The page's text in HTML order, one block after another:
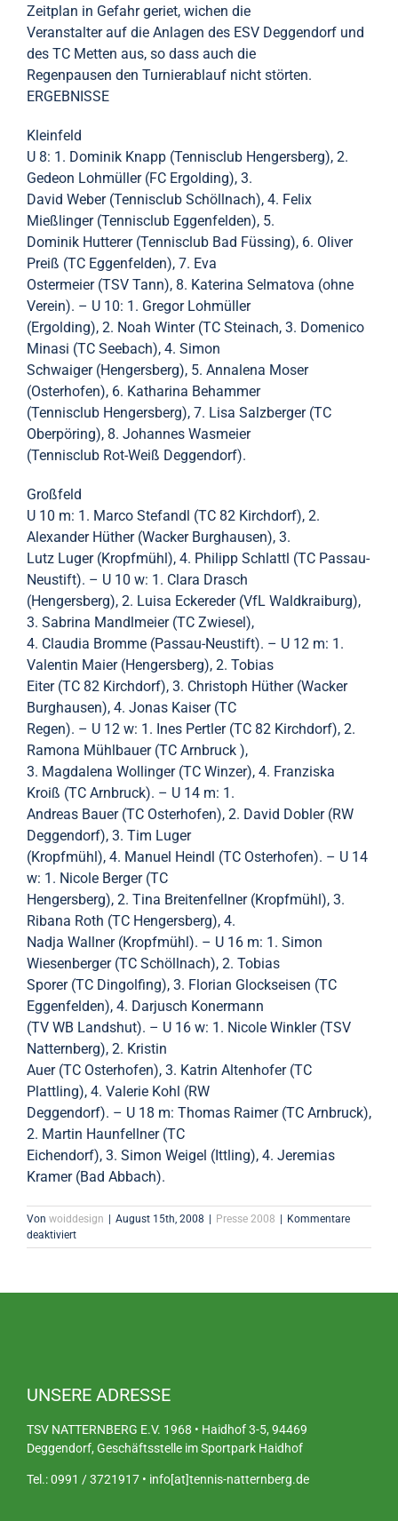
Zeitplan in Gefahr geriet, wichen die
Veranstalter auf die Anlagen des ESV Deggendorf und
des TC Metten aus, so dass auch die
Regenpausen den Turnierablauf nicht störten.
ERGEBNISSE
Kleinfeld
U 8: 1. Dominik Knapp (Tennisclub Hengersberg), 2.
Gedeon Lohmüller (FC Ergolding), 3.
David Weber (Tennisclub Schöllnach), 4. Felix
Mießlinger (Tennisclub Eggenfelden), 5.
Dominik Hutterer (Tennisclub Bad Füssing), 6. Oliver
Preiß (TC Eggenfelden), 7. Eva
Ostermeier (TSV Tann), 8. Katerina Selmatova (ohne
Verein). – U 10: 1. Gregor Lohmüller
(Ergolding), 2. Noah Winter (TC Steinach, 3. Domenico
Minasi (TC Seebach), 4. Simon
Schwaiger (Hengersberg), 5. Annalena Moser
(Osterhofen), 6. Katharina Behammer
(Tennisclub Hengersberg), 7. Lisa Salzberger (TC
Oberpöring), 8. Johannes Wasmeier
(Tennisclub Rot-Weiß Deggendorf).
Großfeld
U 10 m: 1. Marco Stefandl (TC 82 Kirchdorf), 2.
Alexander Hüther (Wacker Burghausen), 3.
Lutz Luger (Kropfmühl), 4. Philipp Schlattl (TC Passau-
Neustift). – U 10 w: 1. Clara Drasch
(Hengersberg), 2. Luisa Eckereder (VfL Waldkraiburg),
3. Sabrina Mandlmeier (TC Zwiesel),
4. Claudia Bromme (Passau-Neustift). – U 12 m: 1.
Valentin Maier (Hengersberg), 2. Tobias
Eiter (TC 82 Kirchdorf), 3. Christoph Hüther (Wacker
Burghausen), 4. Jonas Kaiser (TC
Regen). – U 12 w: 1. Ines Pertler (TC 82 Kirchdorf), 2.
Ramona Mühlbauer (TC Arnbruck ),
3. Magdalena Wollinger (TC Winzer), 4. Franziska
Kroiß (TC Arnbruck). – U 14 m: 1.
Andreas Bauer (TC Osterhofen), 2. David Dobler (RW
Deggendorf), 3. Tim Luger
(Kropfmühl), 4. Manuel Heindl (TC Osterhofen). – U 14
w: 1. Nicole Berger (TC
Hengersberg), 2. Tina Breitenfellner (Kropfmühl), 3.
Ribana Roth (TC Hengersberg), 4.
Nadja Wallner (Kropfmühl). – U 16 m: 1. Simon
Wiesenberger (TC Schöllnach), 2. Tobias
Sporer (TC Dingolfing), 3. Florian Glockseisen (TC
Eggenfelden), 4. Darjusch Konermann
(TV WB Landshut). – U 16 w: 1. Nicole Winkler (TSV
Natternberg), 2. Kristin
Auer (TC Osterhofen), 3. Katrin Altenhofer (TC
Plattling), 4. Valerie Kohl (RW
Deggendorf). – U 18 m: Thomas Raimer (TC Arnbruck),
2. Martin Haunfellner (TC
Eichendorf), 3. Simon Weigel (Ittling), 4. Jeremias
Kramer (Bad Abbach).
Von woiddesign August 15th, 2008 Presse 2008
Kommentare
deaktiviertfür
Nicole
UNSERE ADRESSE
TSV NATTERNBERG E.V. 1968 • Haidhof 3-5, 94469
Deggendorf, Geschäftsstelle im Sportpark Haidhof
Tel.: 0991 / 3721917 • info[at]tennis-natternberg.de